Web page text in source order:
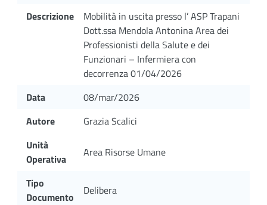
Descrizione
Mobilità in uscita presso l’ ASP Trapani
Dott.ssa Mendola Antonina Area dei
Professionisti della Salute e dei
Funzionari – Infermiera con
decorrenza 01/04/2026
Data
08/mar/2026
Autore
Grazia Scalici
Unità
Operativa
Area Risorse Umane
Tipo
Documento
Delibera